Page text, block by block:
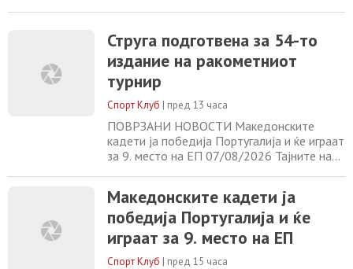
поделени во две групи. Во групата А се
Вардар, Бутел Скопје и Прилеп, додека во
групата Б ќе играат домаќинот Струга,
Охрид и српскиот претставник Дубочица
Струга подготвена за 54-то
издание на ракометниот
турнир
Спорт Клуб | пред 13 часа
ПОВРЗАНИ НОВОСТИ Македонските
кадети ја победија Португалија и ќе играат
за 9. место на ЕП 07/08/2026 Тајните на
четири бомби... 07/08/2026 Јунајтед го
испрати Бајнадир во Селта, а Витек во
Мидлзброу 07/08/2026 Натпревар на
Барселона откажан поради мигрантската
криза 07/08/2026
Македонските кадети ја
победија Португалија и ќе
играат за 9. место на ЕП
Спорт Клуб | пред 15 часа